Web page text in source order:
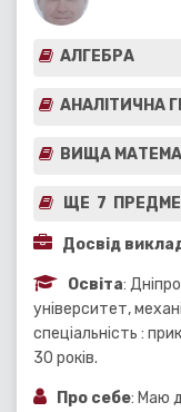
АЛГЕБРА
АНАЛІТИЧНА
ВИЩА
ЩЕ 7
Досвід
Освіта:
унiверситет,
спецiальнiсть :
30 років.
Про себе: Маю